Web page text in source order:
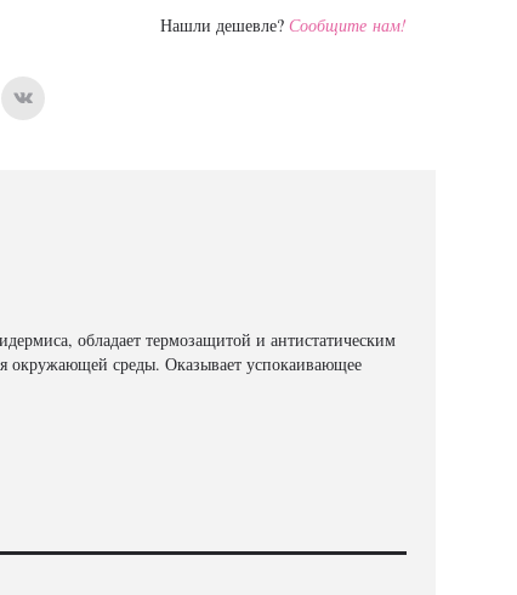
Нашли дешевле? Сообщите нам!
обладает термозащитой и антистатическим
окружающей среды. Оказывает успокаивающее